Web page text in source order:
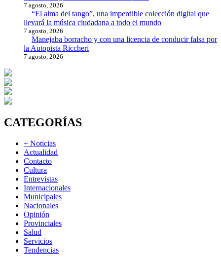
7 agosto, 2026
“El alma del tango”, una imperdible colección digital que
llevará la música ciudadana a todo el mundo
7 agosto, 2026
Manejaba borracho y con una licencia de conducir falsa por
la Autopista Riccheri
7 agosto, 2026
CATEGORÍAS
+ Noticias
Actualidad
Contacto
Cultura
Entrevistas
Internacionales
Municipales
Nacionales
Opinión
Provinciales
Salud
Servicios
Tendencias